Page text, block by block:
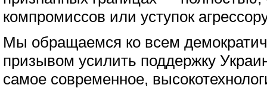
компромиссов или уступок
Мы обращаемся ко всем
призывом усилить поддержку
самое современное,